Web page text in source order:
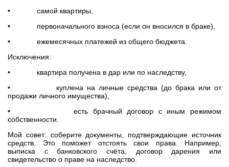
• самой квартиры,
• первоначального взноса (если он вносился в браке),
• ежемесячных платежей из общего бюджета.
Исключения:
• квартира получена в дар или по наследству,
• куплена на личные средства (до брака или от
продажи личного имущества),
• есть брачный договор с иным режимом
собственности.
Мой совет: соберите документы, подтверждающие источник
средств. Это поможет отстоять свои права. Например,
выписка с банковского счёта, договор дарения или
свидетельство о праве на наследство.